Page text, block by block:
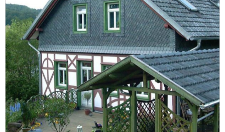
Produkte und Referenzen
Über uns
Kontakt